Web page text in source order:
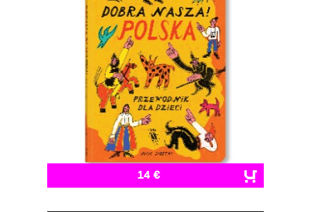
14 €